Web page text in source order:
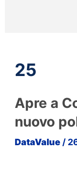
25
Apre a
nuovo
DataValue /